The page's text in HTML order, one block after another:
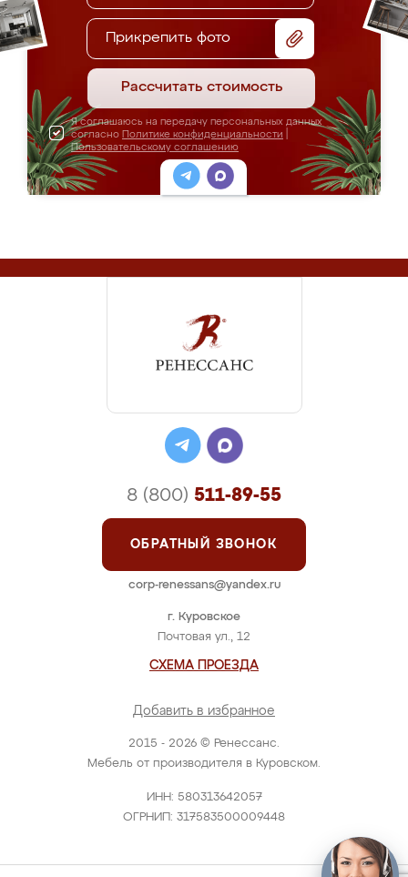
Прикрепить фото
Рассчитать стоимость
Я соглашаюсь на передачу персональных данных
согласно Политике конфиденциальности
Пользовательскому соглашению
2015 - 2026 © Ренессанс.
Мебель от производителя в Куровском.
ИНН: 580313642057
ОГРНИП: 317583500009448
г. Куровское
Почтовая ул., 12
СХЕМА ПРОЕЗДА
Добавить в избранное
8 (800) 511-89-55
ОБРАТНЫЙ ЗВОНОК
corp-renessans@yandex.ru